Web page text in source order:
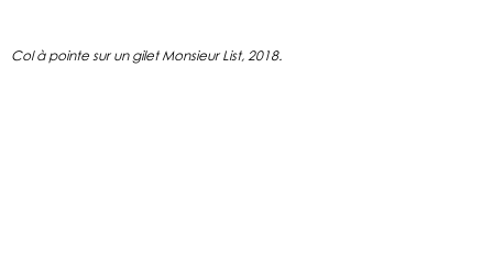
Col à pointe sur un gilet Monsieur List, 2018.